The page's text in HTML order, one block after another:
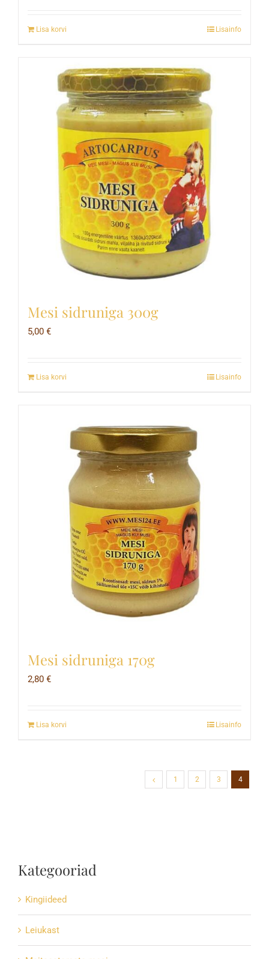
Lisa korvi Lisainfo
Mesi sidruniga 300g
5,00 €
Lisa korvi Lisainfo
Mesi sidruniga 170g
2,80 €
Lisa korvi Lisainfo
1 2 3 4
Kategooriad
Kingiideed
Leiukast